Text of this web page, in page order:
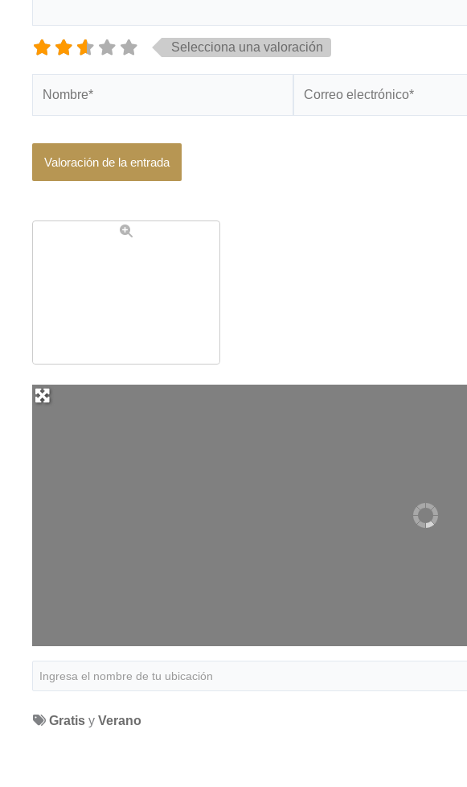
Selecciona una valoración
electrónico*
Gratisy Verano